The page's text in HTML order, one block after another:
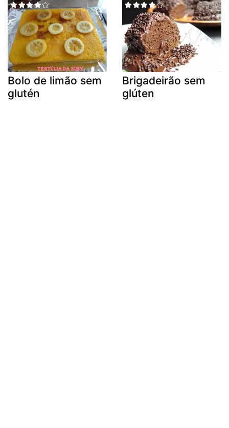
Bolo de limão sem
glutén
Brigadeirão sem
glúten